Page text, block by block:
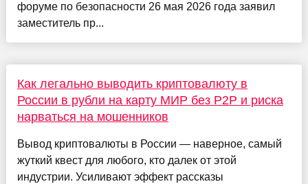
форуме по безопасности 26 мая 2026 года заявил
заместитель пр...
Как легально выводить криптовалюту в
России в рубли на карту МИР без P2P и риска
нарваться на мошенников
Вывод криптовалюты в России — наверное, самый
жуткий квест для любого, кто далек от этой
индустрии. Усиливают эффект рассказы